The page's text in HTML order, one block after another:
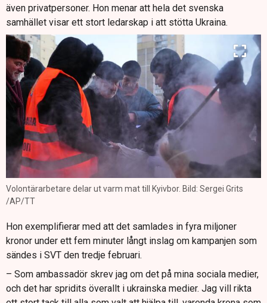
även privatpersoner. Hon menar att hela det svenska
samhället visar ett stort ledarskap i att stötta Ukraina.
Volontärarbetare delar ut varm mat till Kyivbor. Bild: Sergei Grits
/AP/TT
Hon exemplifierar med att det samlades in fyra miljoner
kronor under ett fem minuter långt inslag om kampanjen som
sändes i SVT den tredje februari.
– Som ambassadör skrev jag om det på mina sociala medier,
och det har spridits överallt i ukrainska medier. Jag vill rikta